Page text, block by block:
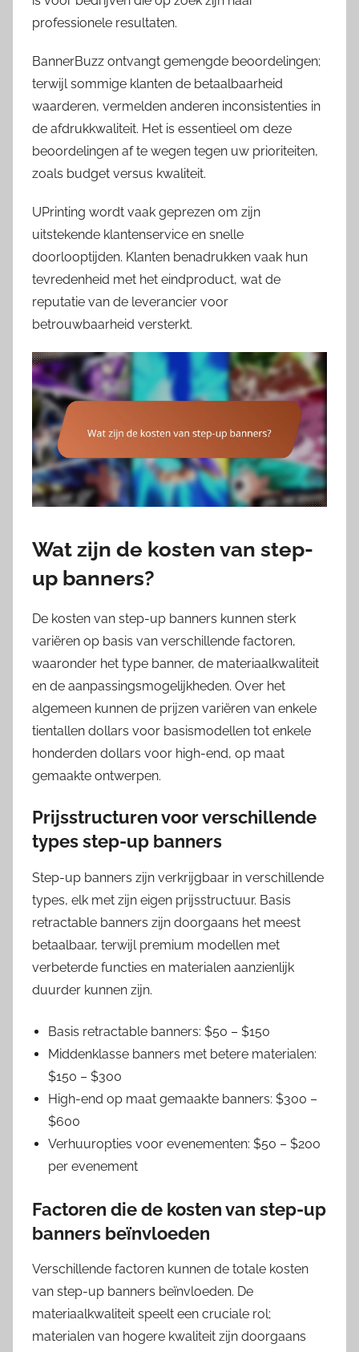
professionele resultaten.
BannerBuzz ontvangt gemengde beoordelingen;
terwijl sommige klanten de betaalbaarheid
waarderen, vermelden anderen inconsistenties in
de afdrukkwaliteit. Het is essentieel om deze
beoordelingen af te wegen tegen uw prioriteiten,
zoals budget versus kwaliteit.
UPrinting wordt vaak geprezen om zijn
uitstekende klantenservice en snelle
doorlooptijden. Klanten benadrukken vaak hun
tevredenheid met het eindproduct, wat de
reputatie van de leverancier voor
betrouwbaarheid versterkt.
Wat zijn de kosten van step-
up banners?
De kosten van step-up banners kunnen sterk
variëren op basis van verschillende factoren,
waaronder het type banner, de materiaalkwaliteit
en de aanpassingsmogelijkheden. Over het
algemeen kunnen de prijzen variëren van enkele
tientallen dollars voor basismodellen tot enkele
honderden dollars voor high-end, op maat
gemaakte ontwerpen.
Prijsstructuren voor verschillende
types step-up banners
Step-up banners zijn verkrijgbaar in verschillende
types, elk met zijn eigen prijsstructuur. Basis
retractable banners zijn doorgaans het meest
betaalbaar, terwijl premium modellen met
verbeterde functies en materialen aanzienlijk
duurder kunnen zijn.
Basis retractable banners: $50 – $150
Middenklasse banners met betere materialen:
$150 – $300
High-end op maat gemaakte banners: $300 –
$600
Verhuuropties voor evenementen: $50 – $200
per evenement
Factoren die de kosten van step-up
banners beïnvloeden
Verschillende factoren kunnen de totale kosten
van step-up banners beïnvloeden. De
materiaalkwaliteit speelt een cruciale rol;
materialen van hogere kwaliteit zijn doorgaans